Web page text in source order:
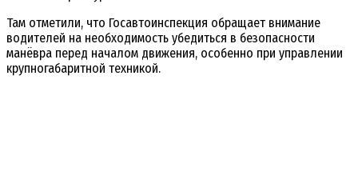
Там отметили, что Госавтоинспекция обращает внимание
водителей на необходимость убедиться в безопасности
манёвра перед началом движения, особенно при управлении
крупногабаритной техникой.